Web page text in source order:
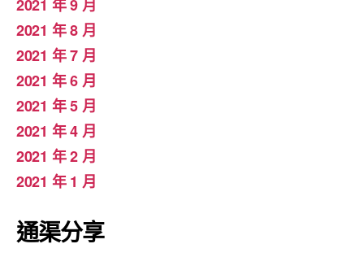
2021 年 9 月
2021 年 8 月
2021 年 7 月
2021 年 6 月
2021 年 5 月
2021 年 4 月
2021 年 2 月
2021 年 1 月
通渠分享